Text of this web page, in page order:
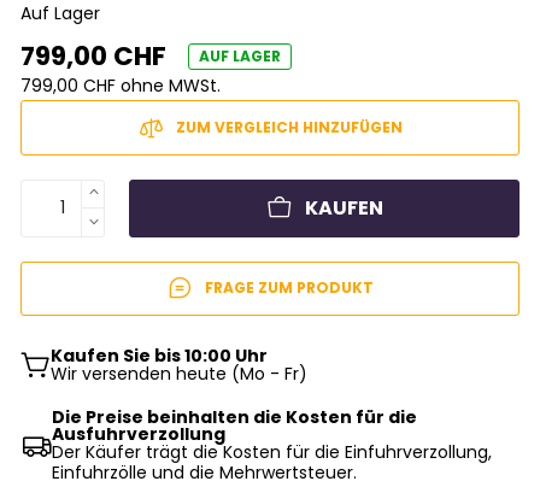
Auf Lager
799,00 CHF AUF LAGER
799,00 CHF ohne MWSt.
ZUM VERGLEICH HINZUFÜGEN
KAUFEN
FRAGE ZUM PRODUKT
Kaufen Sie bis 10:00 Uhr
Wir versenden heute (Mo - Fr)
Die Preise beinhalten die Kosten für die
Ausfuhrverzollung
Der Käufer trägt die Kosten für die Einfuhrverzollung,
Einfuhrzölle und die Mehrwertsteuer.